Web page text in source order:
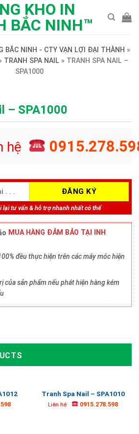
BẮC NINH - CTY VẠN LỢI ĐẠI THÀNH »
TRANH SPA NAIL » TRANH SPA NAIL –
SPA1000
– SPA1000
hệ
lại tư vấn & hỗ trợ nhanh nhất có thể
MUA HÀNG ĐẢM BẢO TẠI INH
đều thực hiện trên các máy móc hiện
của sản phẩm nếu phát hiện hàng kém
Tranh Spa Nail – SPA1010
Liên hệ 0915.278.598